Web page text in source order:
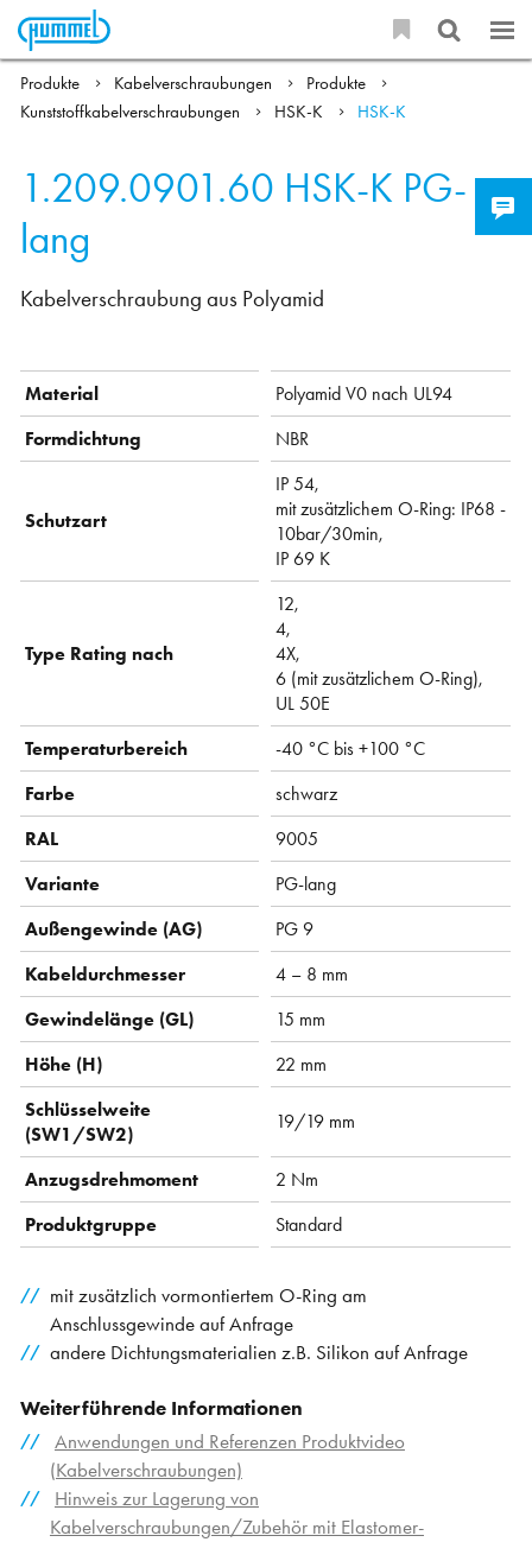
Produkte Kabelverschraubungen
Produkte
Kunststoffkabelverschraubungen
HSK-K HSK-K
1.209.0901.60 HSK-K PG-
lang
Kabelverschraubung aus Polyamid
Material
Polyamid V0 nach UL94
Formdichtung
NBR
Schutzart
IP 54,
mit zusätzlichem O-Ring: IP68 -
10bar/30min,
IP 69 K
Type Rating nach
12,
4,
4X,
6 (mit zusätzlichem O-Ring),
UL 50E
Temperaturbereich
-40 °C bis +100 °C
Farbe
schwarz
RAL
9005
Variante
PG-lang
Außengewinde (AG)
PG 9
Kabeldurchmesser
4 – 8 mm
Gewindelänge (GL)
15 mm
Höhe (H)
22 mm
Schlüsselweite
(SW1/SW2)
19/19 mm
Anzugsdrehmoment
2 Nm
Produktgruppe
Standard
mit zusätzlich vormontiertem O-Ring am
Anschlussgewinde auf Anfrage
andere Dichtungsmaterialien z.B. Silikon auf Anfrage
Weiterführende Informationen
Anwendungen und Referenzen Produktvideo
(Kabelverschraubungen)
Hinweis zur Lagerung von
Kabelverschraubungen/Zubehör mit Elastomer-